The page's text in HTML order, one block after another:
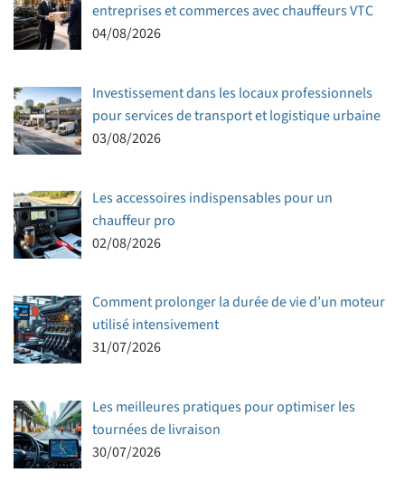
entreprises et commerces avec chauffeurs VTC
04/08/2026
Investissement dans les locaux professionnels
pour services de transport et logistique urbaine
03/08/2026
Les accessoires indispensables pour un
chauffeur pro
02/08/2026
Comment prolonger la durée de vie d’un moteur
utilisé intensivement
31/07/2026
Les meilleures pratiques pour optimiser les
tournées de livraison
30/07/2026